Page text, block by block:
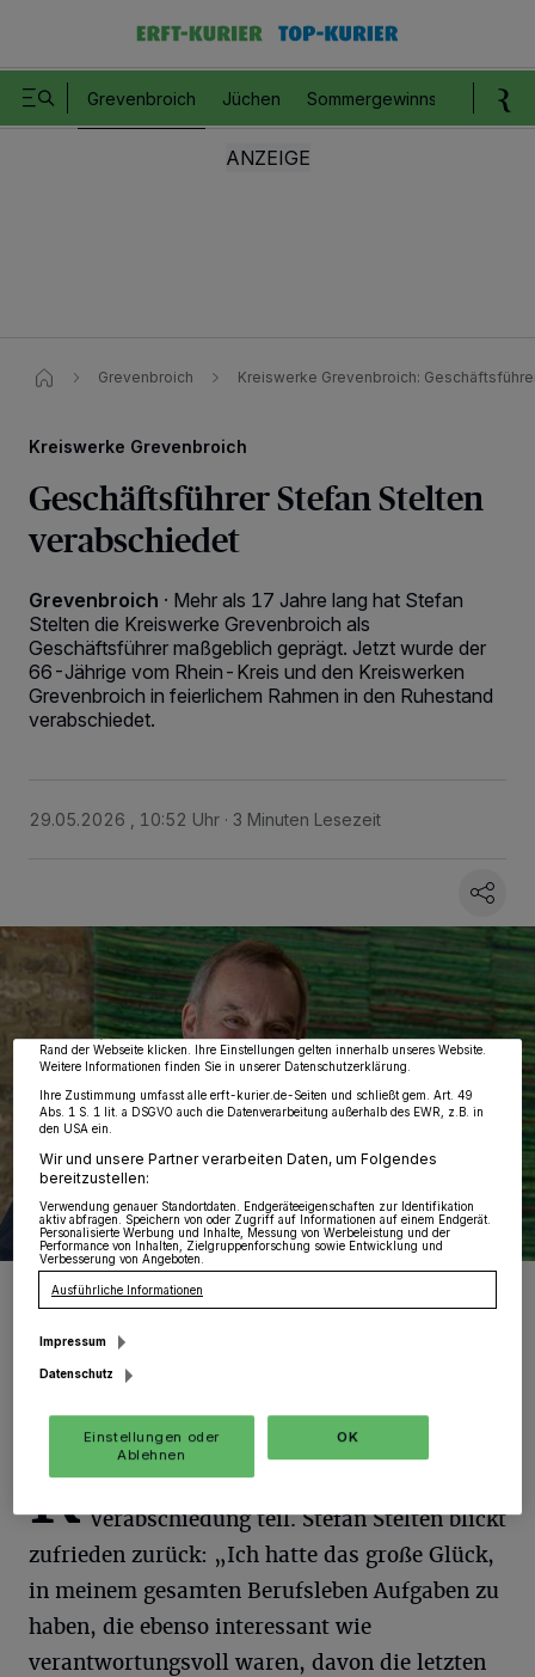
Grevenbroich Jüchen Sommergewinnspiel
Grevenbroich Kreiswerke Grevenbroich:
Kreiswerke Grevenbroich
Geschäftsführer Stefan Stelten
verabschiedet
Grevenbroich · Mehr als 17 Jahre lang hat Stefan
Stelten die Kreiswerke Grevenbroich als
Geschäftsführer maßgeblich geprägt. Jetzt wurde der
66-Jährige vom Rhein-Kreis und den Kreiswerken
Grevenbroich in feierlichem Rahmen in den Ruhestand
verabschiedet.
29.05.2026 , 10:52 Uhr 3 Minuten Lesezeit
Landrätin Katharina Reinhold verabschiedete Kreiswerke-
Geschäftsführer Stefan Stelten in den Ruhestand.
R und 130 Gäste nahmen an der
Verabschiedung teil. Stefan Stelten blickt
zufrieden zurück: „Ich hatte das große Glück,
in meinem gesamten Berufsleben Aufgaben zu
haben, die ebenso interessant wie
verantwortungsvoll waren, davon die letzten
wie Browserdaten oder eindeutige Kennungen auf Ihrem Gerät zu. Durch Auswahl
von OK aktivieren Sie Tracking-Technologien für die unter „Wir und unsere
Partner verarbeiten Daten, um Ihnen Dienste bereitzustellen“ aufgeführten
Zwecke. Wenn Tracker deaktiviert sind, sind manche Inhalte und Anzeigen
möglicherweise nicht mehr so relevant für Sie. Sie können dieses Menü jederzeit
wieder aufrufen, um Ihre Einstellungen zu ändern oder Ihre Einwilligung zu
widerrufen, indem Sie auf den Link Einstellungen oder Ablehnen am unteren
Rand der Webseite klicken. Ihre Einstellungen gelten innerhalb unseres Website.
Weitere Informationen finden Sie in unserer Datenschutzerklärung.
Ihre Zustimmung umfasst alle erft-kurier.de-Seiten und schließt gem. Art. 49
Abs. 1 S. 1 lit. a DSGVO auch die Datenverarbeitung außerhalb des EWR, z.B. in
den USA ein.
Wir und unsere Partner verarbeiten Daten, um Folgendes
bereitzustellen:
Verwendung genauer Standortdaten. Endgeräteeigenschaften zur Identifikation
aktiv abfragen. Speichern von oder Zugriff auf Informationen auf einem Endgerät.
Personalisierte Werbung und Inhalte, Messung von Werbeleistung und der
Performance von Inhalten, Zielgruppenforschung sowie Entwicklung und
Verbesserung von Angeboten.
Ausführliche Informationen
Impressum
Datenschutz
Einstellungen oder
Ablehnen
OK